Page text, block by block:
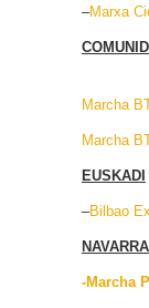
–Marxa
Marcha
Marcha
EUSKADI
–Bilbao
NAVARRA
-Marcha